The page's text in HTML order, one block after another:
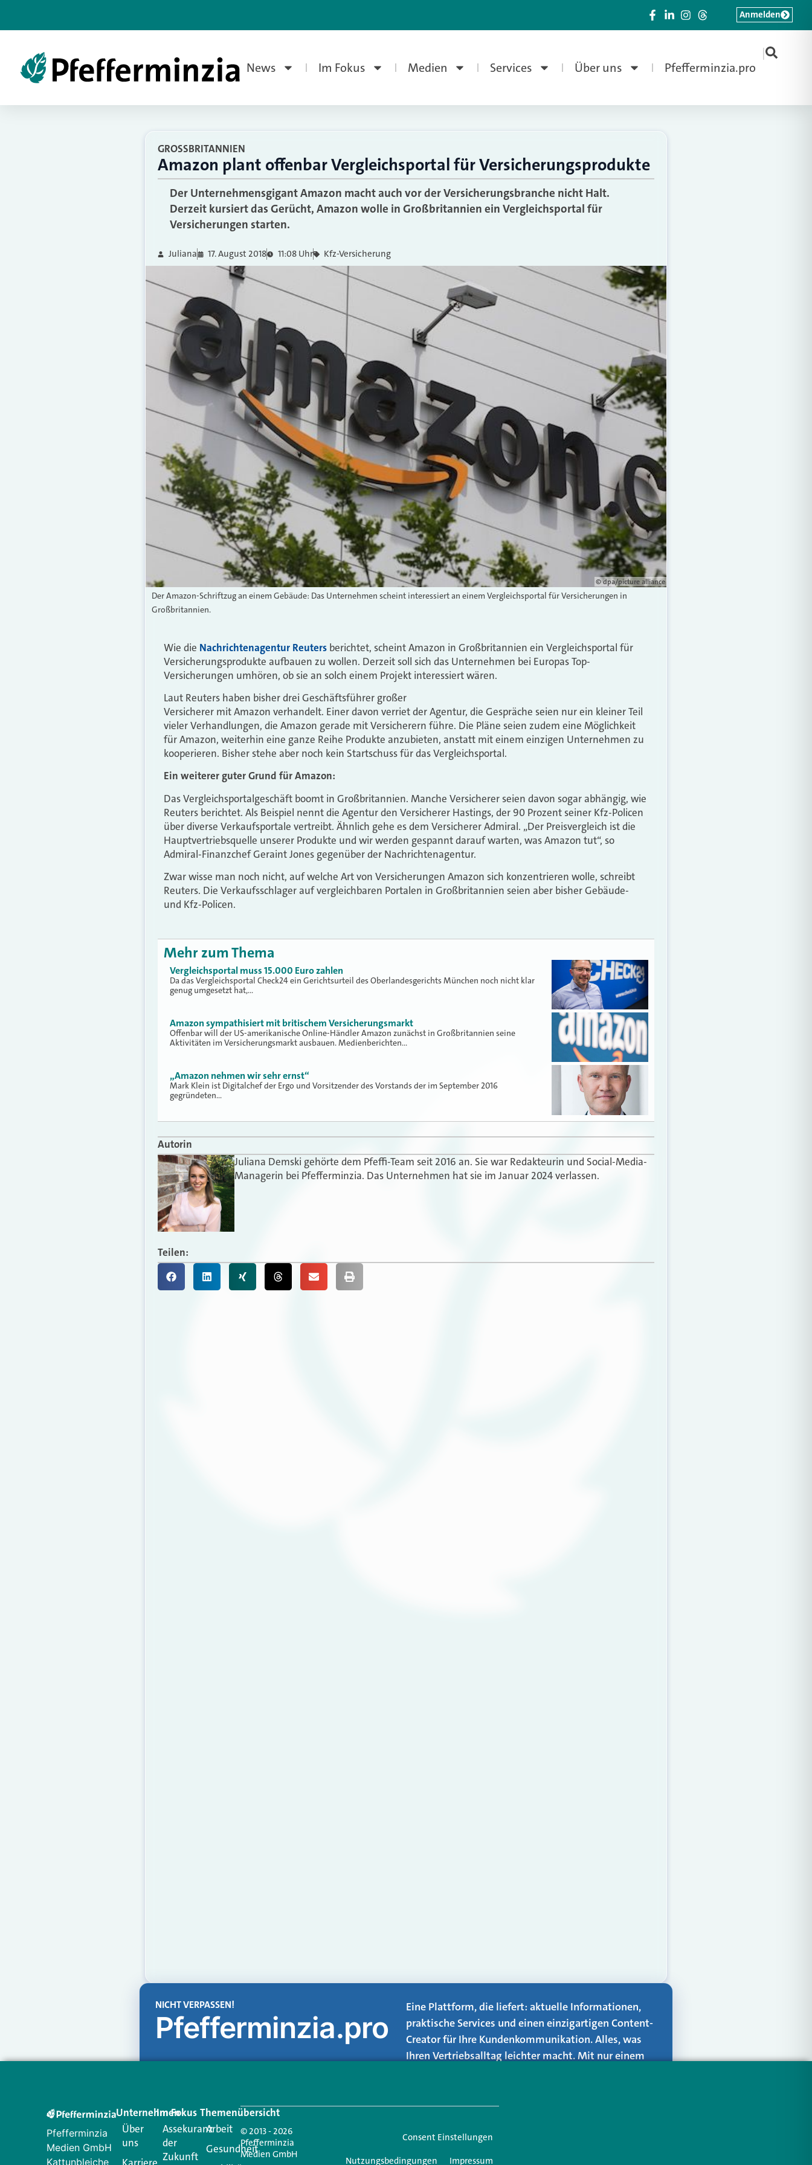
News Im Fokus Medien Services Über uns Pfefferminzia.pro
|
Anmelden
GROSSBRITANNIEN
Amazon plant offenbar Vergleichsportal für Versicherungsprodukte
Der Unternehmensgigant Amazon macht auch vor der Versicherungsbranche nicht Halt.
Derzeit kursiert das Gerücht, Amazon wolle in Großbritannien ein Vergleichsportal für
Versicherungen starten.
Juliana 17. August 2018 11:08 Uhr Kfz-Versicherung
© dpa/picture alliance
Der Amazon-Schriftzug an einem Gebäude: Das Unternehmen scheint interessiert an einem Vergleichsportal für Versicherungen in
Großbritannien.
Wie die Nachrichtenagentur Reuters berichtet, scheint Amazon in Großbritannien ein Vergleichsportal für
Versicherungsprodukte aufbauen zu wollen. Derzeit soll sich das Unternehmen bei Europas Top-
Versicherungen umhören, ob sie an solch einem Projekt interessiert wären.
Laut Reuters haben bisher drei Geschäftsführer großer
Versicherer mit Amazon verhandelt. Einer davon verriet der Agentur, die Gespräche seien nur ein kleiner Teil
vieler Verhandlungen, die Amazon gerade mit Versicherern führe. Die Pläne seien zudem eine Möglichkeit
für Amazon, weiterhin eine ganze Reihe Produkte anzubieten, anstatt mit einem einzigen Unternehmen zu
kooperieren. Bisher stehe aber noch kein Startschuss für das Vergleichsportal.
Ein weiterer guter Grund für Amazon:
Das Vergleichsportalgeschäft boomt in Großbritannien. Manche Versicherer seien davon sogar abhängig, wie
Reuters berichtet. Als Beispiel nennt die Agentur den Versicherer Hastings, der 90 Prozent seiner Kfz-Policen
über diverse Verkaufsportale vertreibt. Ähnlich gehe es dem Versicherer Admiral. „Der Preisvergleich ist die
Hauptvertriebsquelle unserer Produkte und wir werden gespannt darauf warten, was Amazon tut“, so
Admiral-Finanzchef Geraint Jones gegenüber der Nachrichtenagentur.
Zwar wisse man noch nicht, auf welche Art von Versicherungen Amazon sich konzentrieren wolle, schreibt
Reuters. Die Verkaufsschlager auf vergleichbaren Portalen in Großbritannien seien aber bisher Gebäude-
und Kfz-Policen.
Mehr zum Thema
Vergleichsportal muss 15.000 Euro zahlen
Da das Vergleichsportal Check24 ein Gerichtsurteil des Oberlandesgerichts München noch nicht klar
genug umgesetzt hat,…
Amazon sympathisiert mit britischem Versicherungsmarkt
Offenbar will der US-amerikanische Online-Händler Amazon zunächst in Großbritannien seine
Aktivitäten im Versicherungsmarkt ausbauen. Medienberichten…
„Amazon nehmen wir sehr ernst“
Mark Klein ist Digitalchef der Ergo und Vorsitzender des Vorstands der im September 2016
gegründeten…
Autorin
Juliana Demski gehörte dem Pfeffi-Team seit 2016 an. Sie war Redakteurin und Social-Media-
Managerin bei Pfefferminzia. Das Unternehmen hat sie im Januar 2024 verlassen.
Teilen:
NICHT VERPASSEN!
Pfefferminzia.pro
Eine Plattform, die liefert: aktuelle Informationen,
praktische Services und einen einzigartigen Content-
Creator für Ihre Kundenkommunikation. Alles, was
Ihren Vertriebsalltag leichter macht. Mit nur einem
Pfefferminzia
Medien GmbH
Kattunbleiche
Unternehmen
Über
uns
Im Fokus
Assekuranz
der
Zukunft
Themenübersicht
Arbeit
Gesundheit
© 2013 - 2026
Pfefferminzia
Medien GmbH
Consent Einstellungen
Nutzungsbedingungen
Impressum